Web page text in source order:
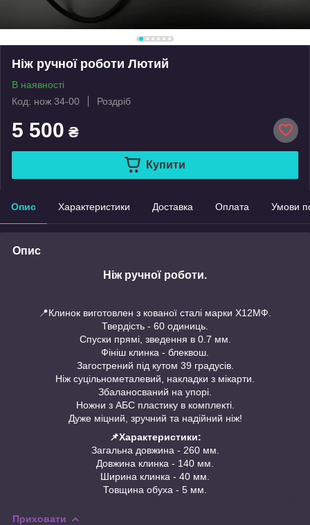
Ніж ручної роботи Лютий
В наявності
Код: нож 34-00
Роздріб
5 500 ₴
Купити
Опис Характеристики Доставка Оплата Умови
Опис
Ніж ручної роботи.
📍Клинок виготовлен з кованої сталі марки Х12МФ.
Твердість - 60 одиниць.
Спуски прямі, зведення в 0.7 мм.
Фініш клинка - блеквош.
Загострений під кутом 39 градусів.
Ніж суцільнометалевий, накладки з мікарти.
Збаланосваний на упорі.
Ножни з АБС пластику в комплекті.
Дуже міцний, зручний та надійний ніж!
📌Характеристики:
Загальна довжина - 260 мм.
Довжина клинка - 140 мм.
Ширина клинка - 40 мм.
Товщина обуха - 5 мм.
Приховати